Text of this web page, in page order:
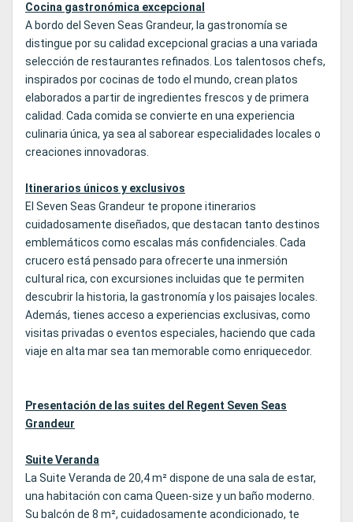
Cocina gastronómica excepcional
A bordo del Seven Seas Grandeur, la gastronomía se
distingue por su calidad excepcional gracias a una variada
selección de restaurantes refinados. Los talentosos chefs,
inspirados por cocinas de todo el mundo, crean platos
elaborados a partir de ingredientes frescos y de primera
calidad. Cada comida se convierte en una experiencia
culinaria única, ya sea al saborear especialidades locales o
creaciones innovadoras.
Itinerarios únicos y exclusivos
El Seven Seas Grandeur te propone itinerarios
cuidadosamente diseñados, que destacan tanto destinos
emblemáticos como escalas más confidenciales. Cada
crucero está pensado para ofrecerte una inmersión
cultural rica, con excursiones incluidas que te permiten
descubrir la historia, la gastronomía y los paisajes locales.
Además, tienes acceso a experiencias exclusivas, como
visitas privadas o eventos especiales, haciendo que cada
viaje en alta mar sea tan memorable como enriquecedor.
Presentación de las suites del Regent Seven Seas
Grandeur
Suite Veranda
La Suite Veranda de 20,4 m² dispone de una sala de estar,
una habitación con cama Queen‑size y un baño moderno.
Su balcón de 8 m², cuidadosamente acondicionado, te